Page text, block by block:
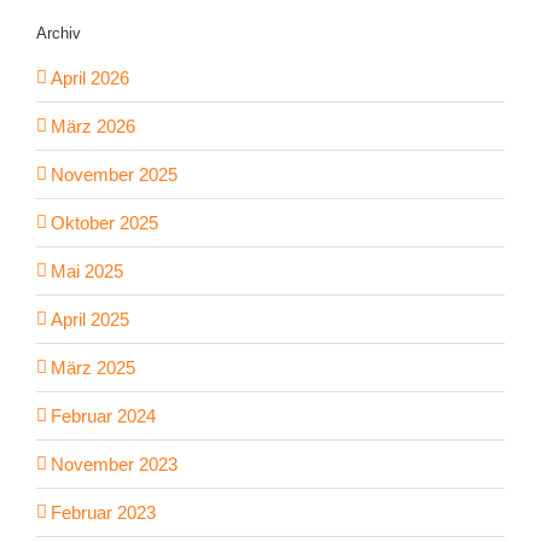
Archiv
April 2026
März 2026
November 2025
Oktober 2025
Mai 2025
April 2025
März 2025
Februar 2024
November 2023
Februar 2023